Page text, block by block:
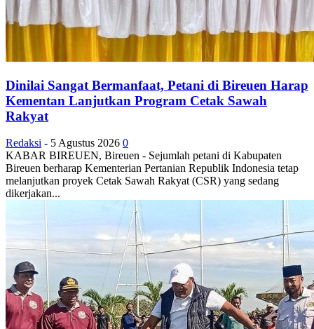
Dinilai Sangat Bermanfaat, Petani di Bireuen Harap
Kementan Lanjutkan Program Cetak Sawah
Rakyat
Redaksi - 5 Agustus 2026 0
KABAR BIREUEN, Bireuen - Sejumlah petani di Kabupaten
Bireuen berharap Kementerian Pertanian Republik Indonesia tetap
melanjutkan proyek Cetak Sawah Rakyat (CSR) yang sedang
dikerjakan...